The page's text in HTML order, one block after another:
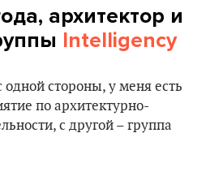
архитектор и
Intelligency
стороны, у меня есть
по архитектурно-
с другой – группа